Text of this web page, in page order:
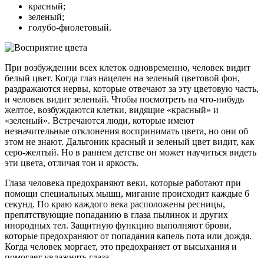
красный;
зеленый;
голубо-фиолетовый.
При возбуждении всех клеток одновременно, человек видит
белый цвет. Когда глаз нацелен на зеленый цветовой фон,
раздражаются нервы, которые отвечают за эту цветовую часть,
и человек видит зеленый. Чтобы посмотреть на что-нибудь
желтое, возбуждаются клетки, видящие «красный» и
«зеленый». Встречаются люди, которые имеют
незначительные отклонения воспринимать цвета, но они об
этом не знают. Дальтоник красный и зеленый цвет видит, как
серо-желтый. Но в раннем детстве он может научиться видеть
эти цвета, отличая тон и яркость.
Глаза человека предохраняют веки, которые работают при
помощи специальных мышц, мигание происходит каждые 6
секунд. По краю каждого века расположены ресницы,
препятствующие попаданию в глаза пылинок и других
инородных тел. Защитную функцию выполняют брови,
которые предохраняют от попадания капель пота или дождя.
Когда человек моргает, это предохраняет от высыхания и